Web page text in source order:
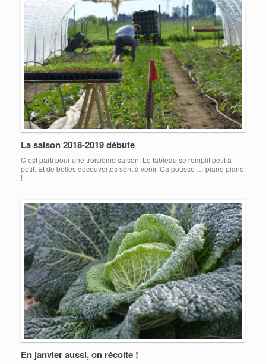
La saison 2018-2019 débute
C’est parti pour une troisième saison. Le tableau se remplit petit à
petit. Et de belles découvertes sont à venir. Ca pousse … piano piano
!
En janvier aussi, on récolte !